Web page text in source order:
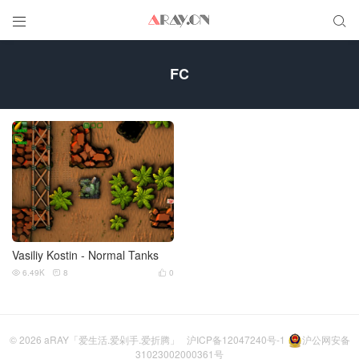
 
FC
Vasiliy Kostin - Normal Tanks
 0
 6.49K  8
© 2026 aRAY「爱生活.爱剁手.爱折腾」 沪ICP备12047240号-1
沪公网安备
31023002000361号